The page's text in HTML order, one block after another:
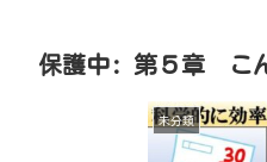
保護中: 第５章 こ
未分類